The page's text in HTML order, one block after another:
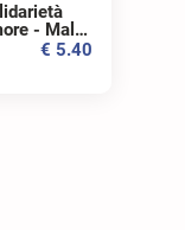
- Malta
UNC€ 5.40